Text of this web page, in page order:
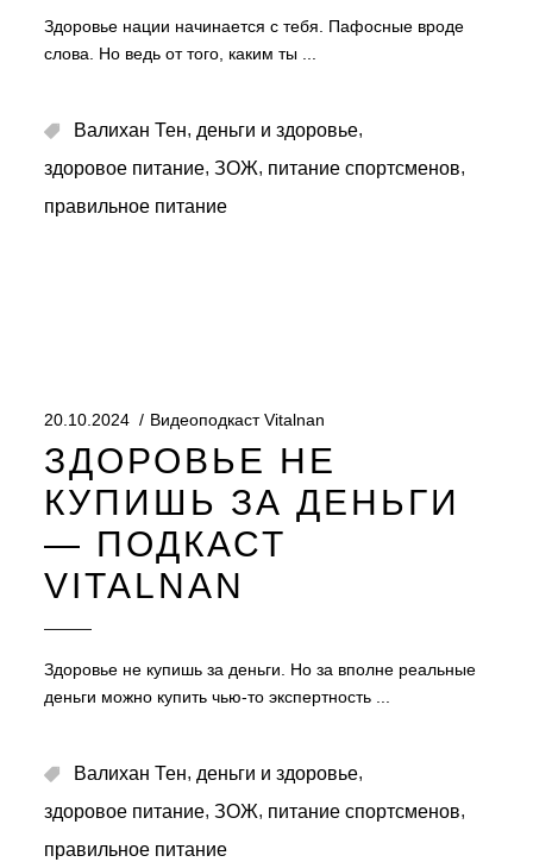
Здоровье нации начинается с тебя. Пафосные вроде
слова. Но ведь от того, каким ты
Валихан Тен, деньги и здоровье,
здоровое питание, ЗОЖ, питание спортсменов,
правильное питание
20.10.2024 Видеоподкаст Vitalnan
ЗДОРОВЬЕ НЕ
КУПИШЬ ЗА ДЕНЬГИ
— ПОДКАСТ
VITALNAN
Здоровье не купишь за деньги. Но за вполне реальные
деньги можно купить чью-то экспертность
Валихан Тен, деньги и здоровье,
здоровое питание, ЗОЖ, питание спортсменов,
правильное питание